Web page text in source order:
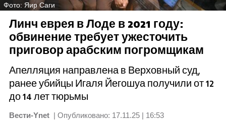
Фото: Яир Саги
Линч еврея в Лоде в 2021 году:
обвинение требует ужесточить
приговор арабским погромщикам
Апелляция направлена в Верховный суд,
ранее убийцы Игаля Йегошуа получили от 12
до 14 лет тюрьмы
Вести-Ynet | Опубликовано: 17.11.25 | 16:53